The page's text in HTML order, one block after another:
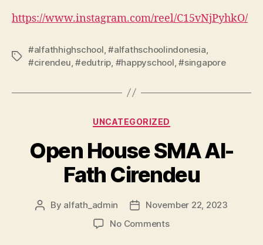
https://www.instagram.com/reel/C15vNjPyhkO/
#alfathhighschool ,#alfathschoolindonesia
#cirendeu ,#edutrip #happyschool ,#singapore
UNCATEGORIZED
Open House SMA Al-
Fath Cirendeu
By alfath_admin
November 22, 2023
No Comments